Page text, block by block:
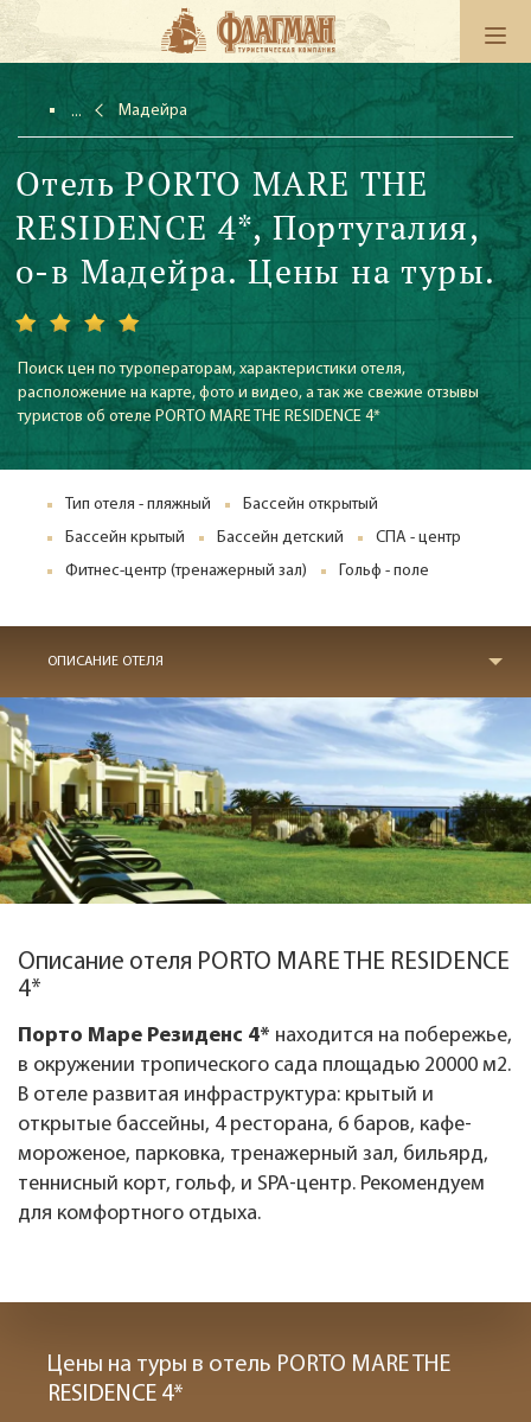
Мадейра
Отель PORTO MARE THE
RESIDENCE 4*, Португалия,
о-в Мадейра. Цены на туры.
Поиск цен по туроператорам, характеристики отеля,
расположение на карте, фото и видео, а так же свежие отзывы
туристов об отеле PORTO MARE THE RESIDENCE 4*
Тип отеля - пляжный
Бассейн открытый
Бассейн крытый
Бассейн детский
СПА - центр
Фитнес-центр (тренажерный зал)
Гольф - поле
ОПИСАНИЕ ОТЕЛЯ
Описание отеля PORTO MARE THE RESIDENCE
4*
Порто Маре Резиденс 4* находится на побережье,
в окружении тропического сада площадью 20000 м2.
В отеле развитая инфраструктура: крытый и
открытые бассейны, 4 ресторана, 6 баров, кафе-
мороженое, парковка, тренажерный зал, бильярд,
теннисный корт, гольф, и SPA-центр. Рекомендуем
для комфортного отдыха.
Цены на туры в отель PORTO MARE THE
RESIDENCE 4*